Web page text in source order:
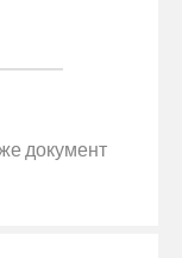
документ